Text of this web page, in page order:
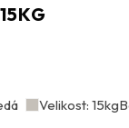
Velikost: 15kg